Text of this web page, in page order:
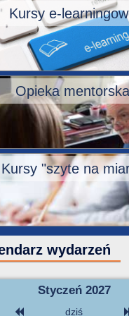
Kursy e-
Opieka mentorska
Kursy "szyte na
wydarzeń
Styczeń 2027
dziś